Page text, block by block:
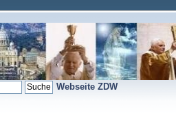
Webseite ZDW